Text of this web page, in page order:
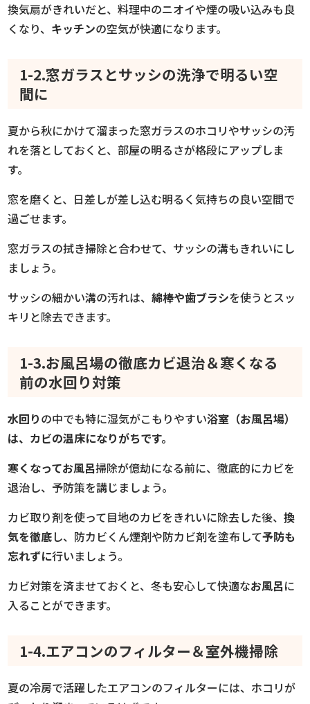
換気扇がきれいだと、料理中のニオイや煙の吸い込みも良
くなり、 キッチンの空気が快適になります。
1-2.窓ガラスとサッシの洗浄で明るい空
間に
夏から秋にかけて溜まった窓ガラスのホコリやサッシの汚
れを落としておくと、部屋の明るさが格段にアップしま
す。
窓を磨くと、日差しが差し込む明るく気持ちの良い空間で
過ごせます。
窓ガラスの拭き掃除と合わせて、サッシの溝もきれいにし
ましょう。
サッシの細かい溝の汚れは、綿棒や歯ブラシを使うとスッ
キリと除去できます。
1-3.お風呂場の徹底カビ退治＆寒くなる
前の水回り対策
水回りの中でも特に湿気がこもりやすい浴室（お風呂場）
は、カビの温床になりがちです。
寒くなってお風呂掃除が億劫になる前に、徹底的にカビを
退治し、予防策を講じましょう。
カビ取り剤を使って目地のカビをきれいに除去した後、換
気を徹底し、防カビくん煙剤や防カビ剤を塗布して予防も
忘れずに行いましょう。
カビ対策を済ませておくと、冬も安心して快適なお風呂に
入ることができます。
1-4.エアコンのフィルター＆室外機掃除
夏の冷房で活躍したエアコンのフィルターには、ホコリが